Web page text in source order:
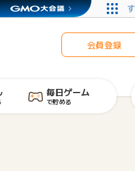
会員登録
毎日ゲーム
で貯める